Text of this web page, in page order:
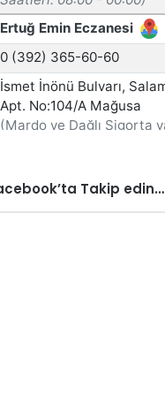
Takip edin…